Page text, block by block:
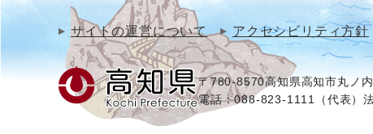
サイトの運営について アクセシビリティ方針
〒780-8570高知県高知市丸ノ
電話：088-823-1111（代表）